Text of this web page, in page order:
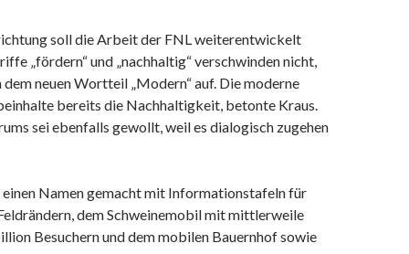
soll die Arbeit der FNL weiterentwickelt
„fördern“ und „nachhaltig“ verschwinden nicht,
dem neuen Wortteil „Modern“ auf. Die moderne
bereits die Nachhaltigkeit, betonte Kraus.
sei ebenfalls gewollt, weil es dialogisch zugehen
einen Namen gemacht mit Informationstafeln für
dem Schweinemobil mit mittlerweile
Besuchern und dem mobilen Bauernhof sowie